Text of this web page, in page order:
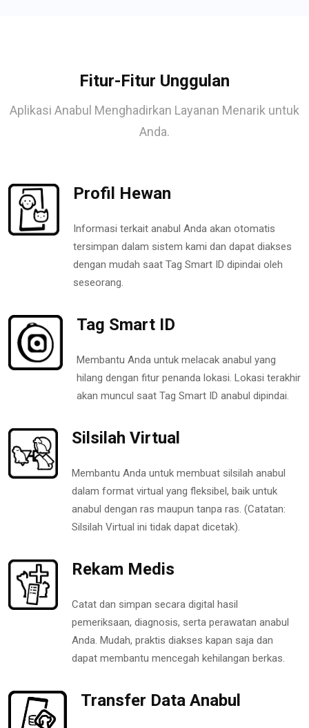
Fitur-Fitur Unggulan
Aplikasi Anabul Menghadirkan Layanan Menarik untuk
Anda.
Profil Hewan
Informasi terkait anabul Anda akan otomatis
tersimpan dalam sistem kami dan dapat diakses
dengan mudah saat Tag Smart ID dipindai oleh
seseorang.
Tag Smart ID
Membantu Anda untuk melacak anabul yang
hilang dengan fitur penanda lokasi. Lokasi terakhir
akan muncul saat Tag Smart ID anabul dipindai.
Silsilah Virtual
Membantu Anda untuk membuat silsilah anabul
dalam format virtual yang fleksibel, baik untuk
anabul dengan ras maupun tanpa ras. (Catatan:
Silsilah Virtual ini tidak dapat dicetak).
Rekam Medis
Catat dan simpan secara digital hasil
pemeriksaan, diagnosis, serta perawatan anabul
Anda. Mudah, praktis diakses kapan saja dan
dapat membantu mencegah kehilangan berkas.
Transfer Data Anabul